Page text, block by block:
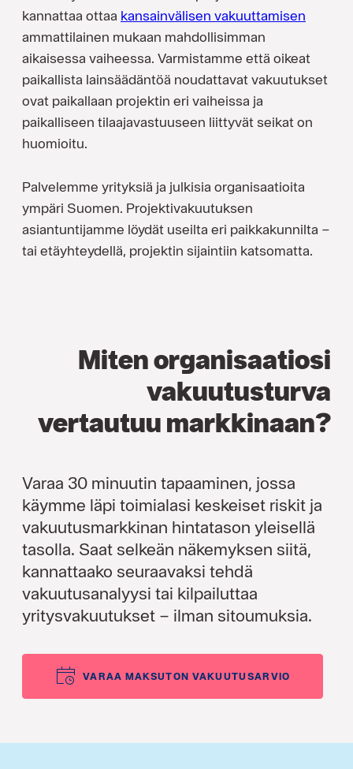
kannattaa ottaa kansainvälisen vakuuttamisen
ammattilainen mukaan mahdollisimman
aikaisessa vaiheessa. Varmistamme että oikeat
paikallista lainsäädäntöä noudattavat vakuutukset
ovat paikallaan projektin eri vaiheissa ja
paikalliseen tilaajavastuuseen liittyvät seikat on
huomioitu.
Palvelemme yrityksiä ja julkisia organisaatioita
ympäri Suomen. Projektivakuutuksen
asiantuntijamme löydät useilta eri paikkakunnilta –
tai etäyhteydellä, projektin sijaintiin katsomatta.
Miten organisaatiosi
vakuutusturva
vertautuu markkinaan?
Varaa 30 minuutin tapaaminen, jossa
käymme läpi toimialasi keskeiset riskit ja
vakuutusmarkkinan hintatason yleisellä
tasolla. Saat selkeän näkemyksen siitä,
kannattaako seuraavaksi tehdä
vakuutusanalyysi tai kilpailuttaa
yritysvakuutukset – ilman sitoumuksia.
VARAA MAKSUTON VAKUUTUSARVIO